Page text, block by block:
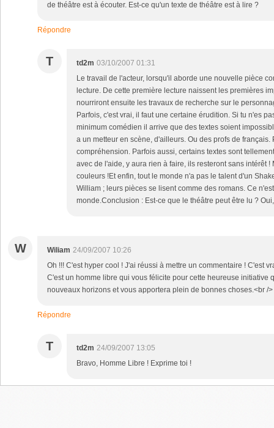
de théâtre est à écouter. Est-ce qu'un texte de théâtre est à lire ?
Répondre
T td2m 03/10/2007 01:31
Le travail de l'acteur, lorsqu'il aborde une nouvelle pièce
lecture. De cette première lecture naissent les premières
nourriront ensuite les travaux de recherche sur le
Parfois, c'est vrai, il faut une certaine érudition. Si tu n'es
minimum comédien il arrive que des textes soient
a un metteur en scène, d'ailleurs. Ou des profs de français.
compréhension. Parfois aussi, certains textes sont
avec de l'aide, y aura rien à faire, ils resteront sans intérêt !
couleurs !Et enfin, tout le monde n'a pas le talent d'un
William ; leurs pièces se lisent comme des romans. Ce
monde.Conclusion : Est-ce que le théâtre peut être lu ?
W Wiliam 24/09/2007 10:26
Oh !!! C'est hyper cool ! J'ai réussi à mettre un commentaire ! C'est
C'est un homme libre qui vous félicite pour cette heureuse initiative
nouveaux horizons et vous apportera plein de bonnes choses.<br />
Répondre
T td2m 24/09/2007 13:05
Bravo, Homme Libre ! Exprime toi !